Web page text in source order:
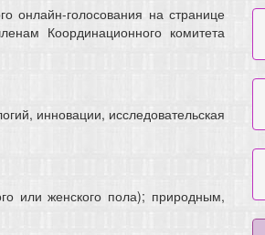
онлайн-голосования на странице
Координационного комитета
инновации, исследовательская
или женского пола); природным,